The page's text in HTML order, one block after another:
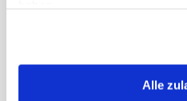
Alle
Nos
Les partenaires